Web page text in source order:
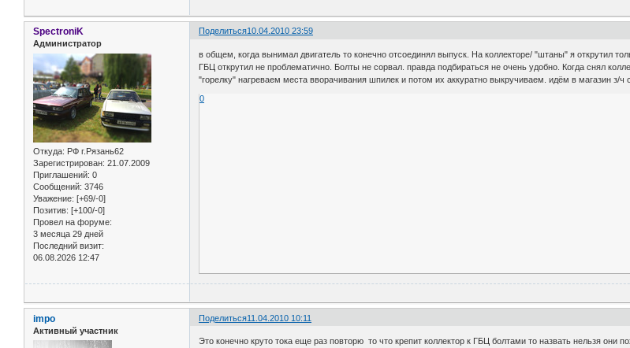
Поделиться10.04.2010 23:59
SpectroniK
Администратор
Откуда: РФ г.Рязань62
Зарегистрирован: 21.07.2009
Приглашений: 0
Сообщений: 3746
Уважение: [+69/-0]
Позитив: [+100/-0]
Провел на форуме:
3 месяца 29 дней
Последний визит:
06.08.2026 12:47
в общем, когда вынимал двигатель то конечно отсоединял выпуск. На коллекторе/ "штаны" я открутил
ГБЦ открутил не проблематично. Болты не сорвал. правда подбираться не очень удобно. Когда снял
"горелку" нагреваем места вворачивания шпилек и потом их аккуратно выкручиваем. идём в магазин з/
0
Поделиться11.04.2010 10:11
impo
Активный участник
Это конечно круто тока еще раз повторю то что крепит коллектор к ГБЦ болтами то назвать нельзя они